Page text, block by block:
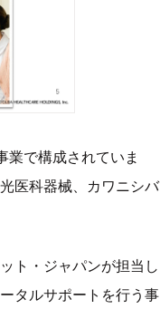
業で構成されていま
医科器械、カワニシバ
ト・ジャパンが担当し
タルサポートを行う事